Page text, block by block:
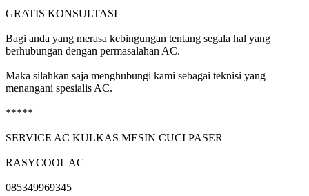
GRATIS KONSULTASI
Bagi anda yang merasa kebingungan tentang segala hal yang
berhubungan dengan permasalahan AC.
Maka silahkan saja menghubungi kami sebagai teknisi yang
menangani spesialis AC.
*****
SERVICE AC KULKAS MESIN CUCI PASER
RASYCOOL AC
085349969345